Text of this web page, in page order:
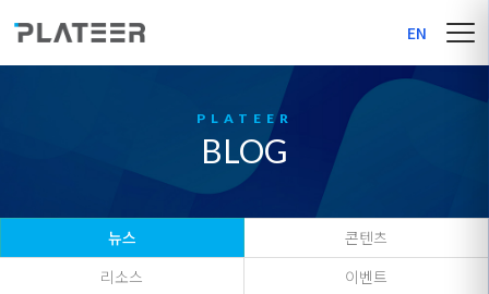
EN
BLOG
뉴스
콘텐츠
리소스
이벤트